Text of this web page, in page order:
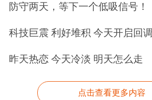
防守两天，等下一个低吸信号！
科技巨震 利好堆积 今天开启回调
昨天热恋 今天冷淡 明天怎么走
点击查看更多内容